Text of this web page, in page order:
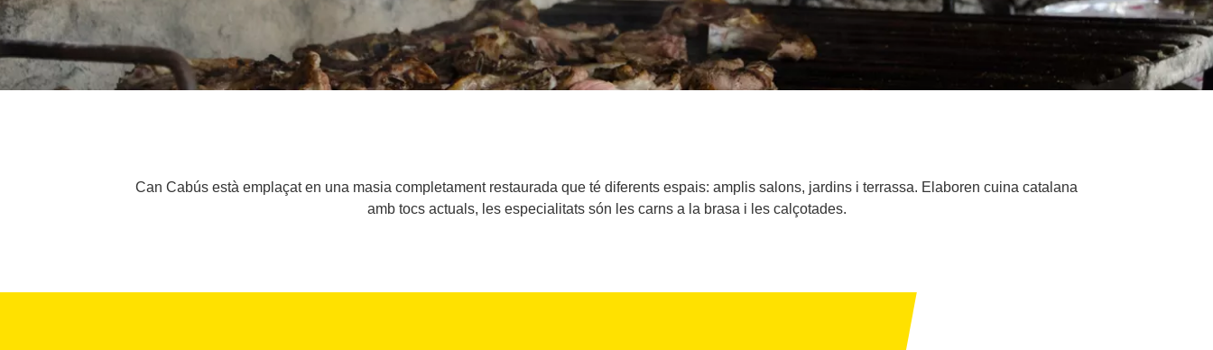
Can Cabús està emplaçat en una masia completament restaurada que té diferents espais: amplis salons, jardins i terrassa. Elaboren cuina catalana
amb tocs actuals, les especialitats són les carns a la brasa i les calçotades.